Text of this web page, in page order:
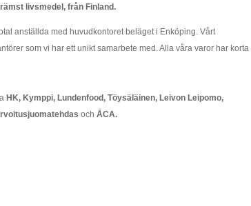
livsmedel, från Finland.
anställda med huvudkontoret beläget i Enköping. Vårt
som vi har ett unikt samarbete med. Alla våra varor har korta
HK, Kymppi, Lundenfood, Töysäläinen, Leivon Leipomo,
och ÅCA.